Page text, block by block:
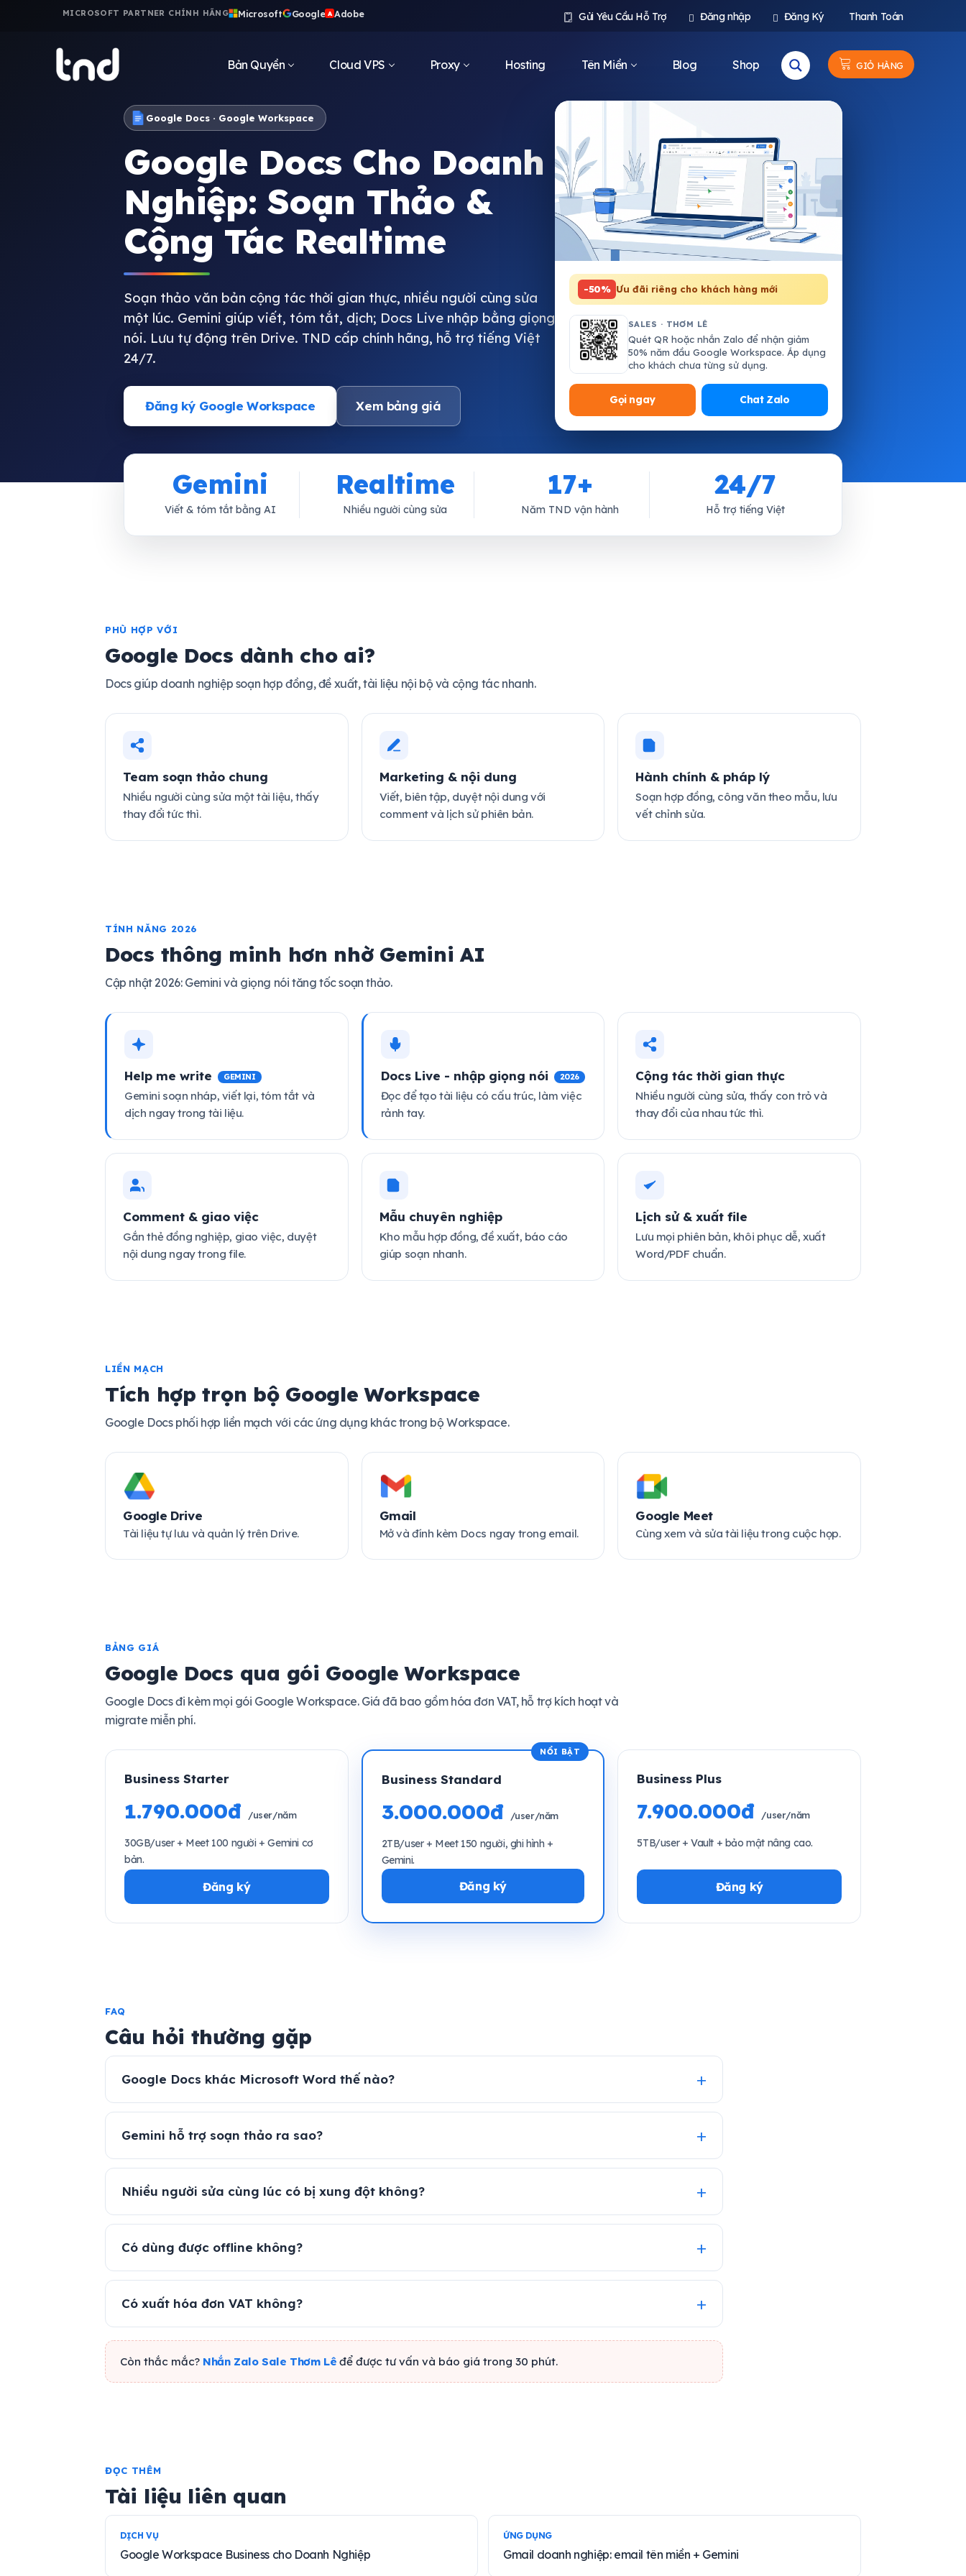
MICROSOFT PARTNER CHÍNH HÃNG Microsoft Google A Adobe Gửi Yêu Cầu Hỗ Trợ Đăng nhập Đăng Ký Thanh Toán
Bản Quyền Cloud VPS Proxy Hosting Tên Miền Blog Shop GIỎ HÀNG
Google Docs · Google Workspace
Google Docs Cho Doanh
Nghiệp: Soạn Thảo &
Cộng Tác Realtime
Soạn thảo văn bản cộng tác thời gian thực, nhiều người cùng sửa
một lúc. Gemini giúp viết, tóm tắt, dịch; Docs Live nhập bằng giọng
nói. Lưu tự động trên Drive. TND cấp chính hãng, hỗ trợ tiếng Việt
24/7.
Đăng ký Google Workspace Xem bảng giá
-50% Ưu đãi riêng cho khách hàng mới
SALES · THƠM LÊ
Quét QR hoặc nhắn Zalo để nhận giảm
50% năm đầu Google Workspace. Áp dụng
cho khách chưa từng sử dụng.
Gọi ngay Chat Zalo
Gemini
Viết & tóm tắt bằng AI
Realtime
Nhiều người cùng sửa
17+
Năm TND vận hành
24/7
Hỗ trợ tiếng Việt
PHÙ HỢP VỚI
Google Docs dành cho ai?
Docs giúp doanh nghiệp soạn hợp đồng, đề xuất, tài liệu nội bộ và cộng tác nhanh.
Team soạn thảo chung
Nhiều người cùng sửa một tài liệu, thấy
thay đổi tức thì.
Marketing & nội dung
Viết, biên tập, duyệt nội dung với
comment và lịch sử phiên bản.
Hành chính & pháp lý
Soạn hợp đồng, công văn theo mẫu, lưu
vết chỉnh sửa.
TÍNH NĂNG 2026
Docs thông minh hơn nhờ Gemini AI
Cập nhật 2026: Gemini và giọng nói tăng tốc soạn thảo.
Help me write GEMINI
Gemini soạn nháp, viết lại, tóm tắt và
dịch ngay trong tài liệu.
Docs Live - nhập giọng nói 2026
Đọc để tạo tài liệu có cấu trúc, làm việc
rảnh tay.
Cộng tác thời gian thực
Nhiều người cùng sửa, thấy con trỏ và
thay đổi của nhau tức thì.
Comment & giao việc
Gắn thẻ đồng nghiệp, giao việc, duyệt
nội dung ngay trong file.
Mẫu chuyên nghiệp
Kho mẫu hợp đồng, đề xuất, báo cáo
giúp soạn nhanh.
Lịch sử & xuất file
Lưu mọi phiên bản, khôi phục dễ, xuất
Word/PDF chuẩn.
LIỀN MẠCH
Tích hợp trọn bộ Google Workspace
Google Docs phối hợp liền mạch với các ứng dụng khác trong bộ Workspace.
Google Drive
Tài liệu tự lưu và quản lý trên Drive.
Gmail
Mở và đính kèm Docs ngay trong email.
Google Meet
Cùng xem và sửa tài liệu trong cuộc họp.
BẢNG GIÁ
Google Docs qua gói Google Workspace
Google Docs đi kèm mọi gói Google Workspace. Giá đã bao gồm hóa đơn VAT, hỗ trợ kích hoạt và
migrate miễn phí.
Business Starter
1.790.000đ /user/năm
30GB/user + Meet 100 người + Gemini cơ
bản.
Đăng ký
Business Standard
3.000.000đ /user/năm
2TB/user + Meet 150 người, ghi hình +
Gemini.
Đăng ký
Business Plus
7.900.000đ /user/năm
5TB/user + Vault + bảo mật nâng cao.
Đăng ký
FAQ
Câu hỏi thường gặp
Google Docs khác Microsoft Word thế nào?
Gemini hỗ trợ soạn thảo ra sao?
Nhiều người sửa cùng lúc có bị xung đột không?
Có dùng được offline không?
Có xuất hóa đơn VAT không?
Còn thắc mắc? Nhắn Zalo Sale Thơm Lê để được tư vấn và báo giá trong 30 phút.
ĐỌC THÊM
Tài liệu liên quan
DỊCH VỤ
Google Workspace Business cho Doanh Nghiệp
ỨNG DỤNG
Gmail doanh nghiệp: email tên miền + Gemini